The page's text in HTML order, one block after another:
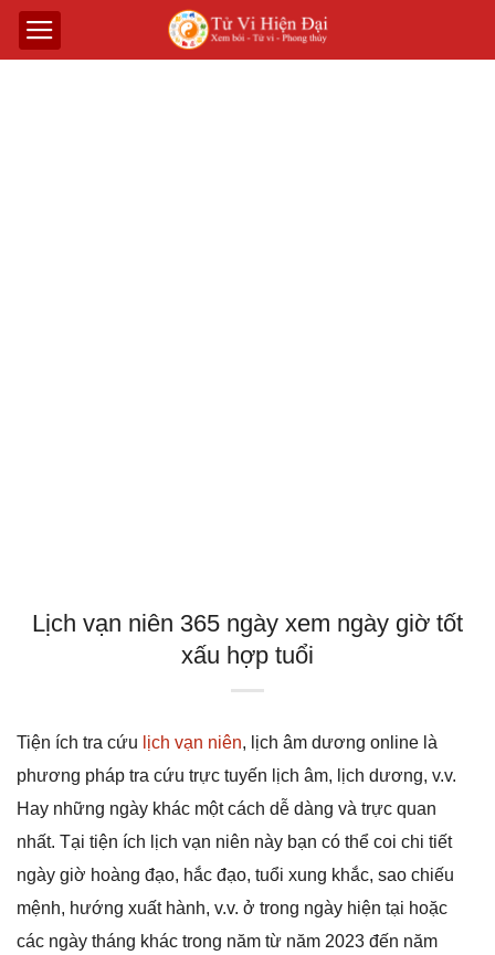
Lịch vạn niên 365 ngày xem ngày giờ tốt
xấu hợp tuổi
Tiện ích tra cứu lịch vạn niên, lịch âm dương online là
phương pháp tra cứu trực tuyến lịch âm, lịch dương, v.v.
Hay những ngày khác một cách dễ dàng và trực quan
nhất. Tại tiện ích lịch vạn niên này bạn có thể coi chi tiết
ngày giờ hoàng đạo, hắc đạo, tuổi xung khắc, sao chiếu
mệnh, hướng xuất hành, v.v. ở trong ngày hiện tại hoặc
các ngày tháng khác trong năm từ năm 2023 đến năm